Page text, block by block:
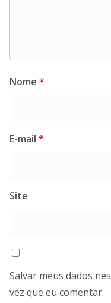
Nome *
E-mail *
Site
Salvar meus dados
vez que eu comentar.